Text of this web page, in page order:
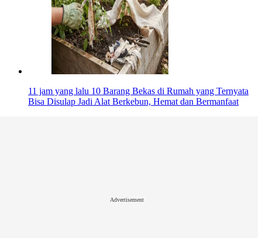
11 jam yang lalu 10 Barang Bekas di Rumah yang Ternyata
Bisa Disulap Jadi Alat Berkebun, Hemat dan Bermanfaat
Advertisement